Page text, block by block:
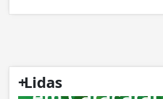
+
Lidas